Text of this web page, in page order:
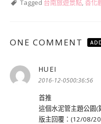
Tagged 台南旅遊景點,善化
ONE COMMENT
HUEI
示:
2016-12-0500:36:56
首推
這個水泥管主題公園(
版主回覆：(12/08/